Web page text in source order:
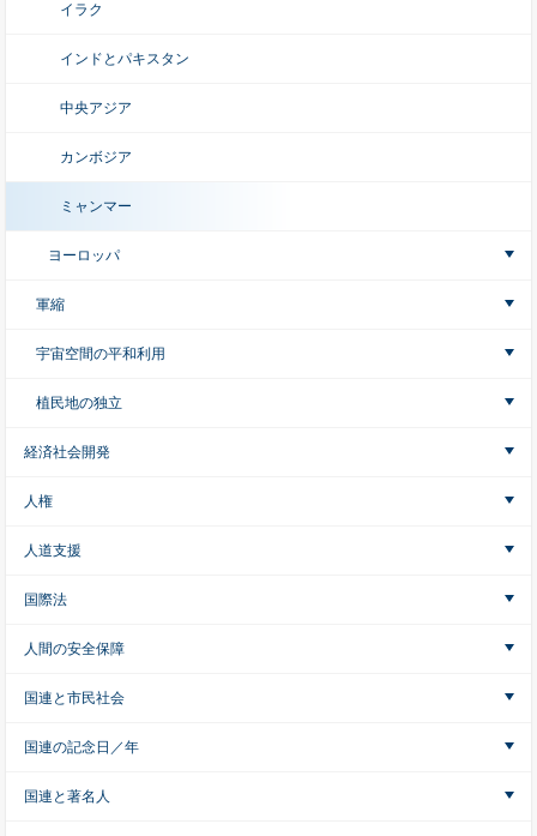
イラク
インドとパキスタン
中央アジア
カンボジア
ミャンマー
ヨーロッパ
軍縮
宇宙空間の平和利用
植民地の独立
経済社会開発
人権
人道支援
国際法
人間の安全保障
国連と市民社会
国連の記念日／年
国連と著名人